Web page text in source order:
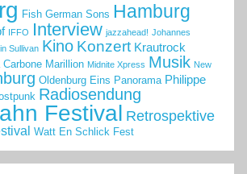
Fish German Sons Hamburg
IFFO Interview jazzahead! Johannes
Sullivan Kino Konzert Krautrock
Carbone Marillion Midnite Xpress Musik New
Oldenburg Eins Panorama Philippe
Radiosendung
Festival Retrospektive
Watt En Schlick Fest